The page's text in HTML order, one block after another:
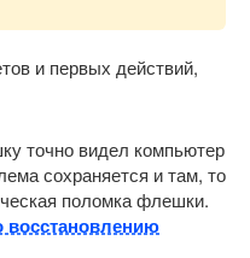
и первых действий,
точно видел компьютер
сохраняется и там, то
поломка флешки.
восстановлению